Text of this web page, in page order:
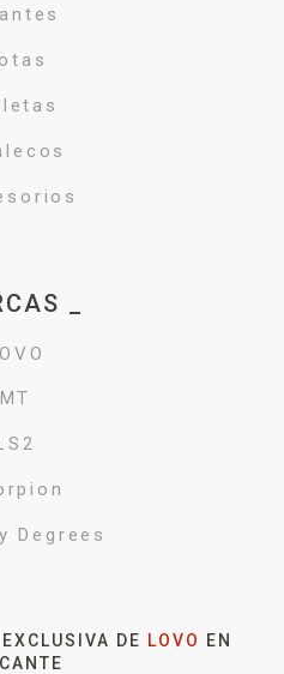
_
MT
Degrees
DE LOVO
EN